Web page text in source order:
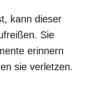
kann dieser
Sie
erinnern
sie verletzen.